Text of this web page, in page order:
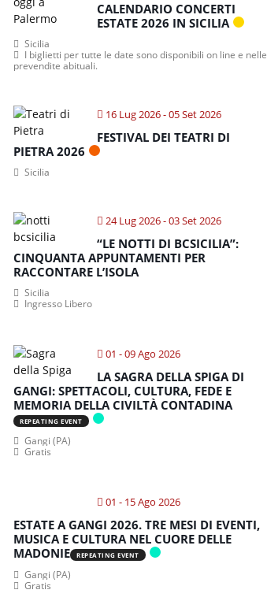
CALENDARIO CONCERTI
ESTATE 2026 IN SICILIA
Sicilia
I biglietti per tutte le date sono disponibili on line e nelle
prevendite abituali.
16 Lug 2026- 05 Set 2026
FESTIVAL DEI TEATRI DI
PIETRA 2026
Sicilia
24 Lug 2026- 03 Set 2026
“LE NOTTI DI BCSICILIA”:
CINQUANTA APPUNTAMENTI PER
RACCONTARE L’ISOLA
Sicilia
Ingresso Libero
01 - 09 Ago 2026
LA SAGRA DELLA SPIGA DI
GANGI: SPETTACOLI, CULTURA, FEDE E
MEMORIA DELLA CIVILTÀ CONTADINA
REPEATING EVENT
Gangi (PA)
Gratis
01 - 15 Ago 2026
ESTATE A GANGI 2026. TRE MESI DI EVENTI,
MUSICA E CULTURA NEL CUORE DELLE
MADONIE
REPEATING EVENT
Gangi (PA)
Gratis